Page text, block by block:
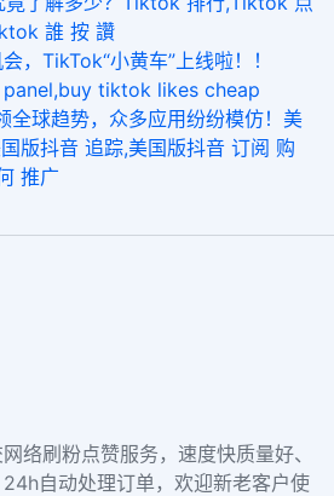
誰 按 讚
，TikTok“小黄车”上线啦！！
tiktok likes cheap
全球趋势，众多应用纷纷模仿！美
版抖音 追踪,美国版抖音 订阅 购
推广
络刷粉点赞服务，速度快质量好、
自动处理订单，欢迎新老客户使